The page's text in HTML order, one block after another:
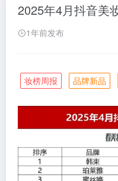
2025年4月抖音美
1年前发布
妆榜周报 品牌新品